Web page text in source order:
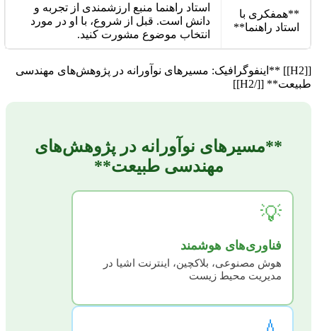
**همفکری با
استاد راهنما**
استاد راهنما منبع ارزشمندی از تجربه و
دانش است. قبل از شروع، با او در مورد
انتخاب موضوع مشورت کنید.
[[H2]] **اینفوگرافیک: مسیرهای نوآورانه در پژوهش‌های مهندسی
طبیعت** [[/H2]]
**مسیرهای نوآورانه در پژوهش‌های
مهندسی طبیعت**
💡
فناوری‌های هوشمند
هوش مصنوعی، بلاکچین، اینترنت اشیا در
مدیریت محیط زیست